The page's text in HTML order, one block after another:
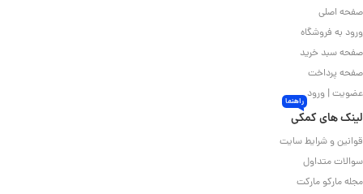
صفحه اصلی
ورود به فروشگاه
صفحه سبد خرید
صفحه پرداخت
عضویت | ورود
لینک های کمکی
راهنما
قوانین و شرایط سایت
سوالات متداول
مجله مارکو مارکت